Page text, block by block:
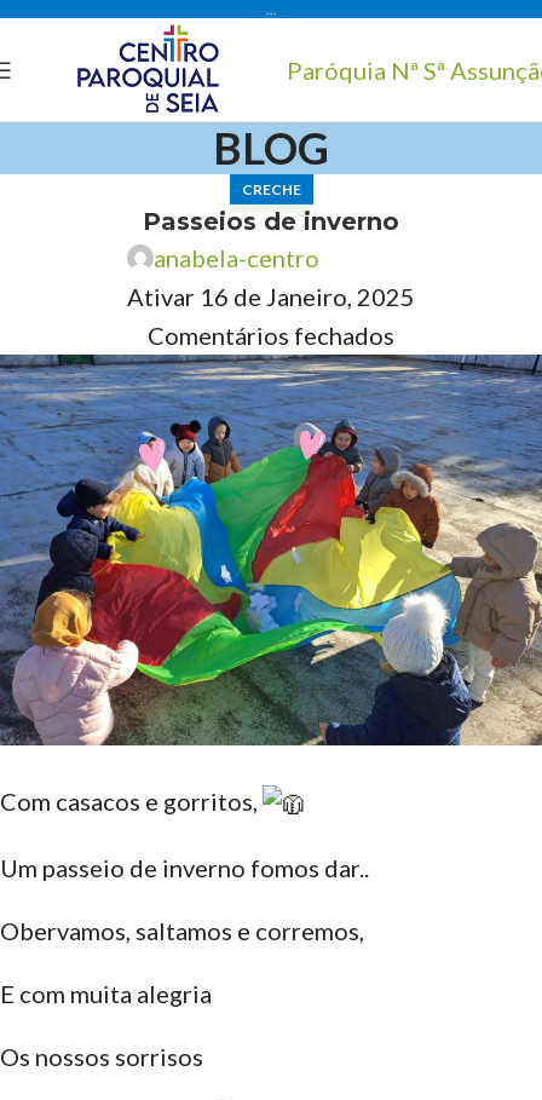
Paróquia Nª Sª
BLOG
CRECHE
Passeios de inverno
anabela-centro
Ativar 16 de Janeiro, 2025
Comentários fechados
Com casacos e gorritos,
Um passeio de inverno fomos dar..
Obervamos, saltamos e corremos,
E com muita alegria
Os nossos sorrisos